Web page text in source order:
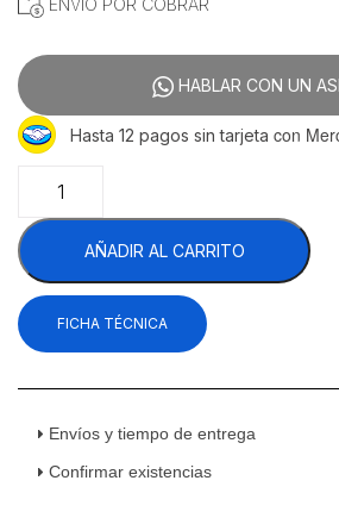
ENVÍO POR COBRAR
HABLAR CON UN
Hasta 12 pagos sin tarjeta con
32P-
2HP
Molino
Para
Carne
Acero
HP
AÑADIR AL CARRITO
FICHA TÉCNICA
Envíos y tiempo de entrega
Confirmar existencias